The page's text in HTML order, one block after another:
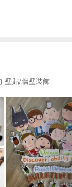
壁貼/牆壁裝飾